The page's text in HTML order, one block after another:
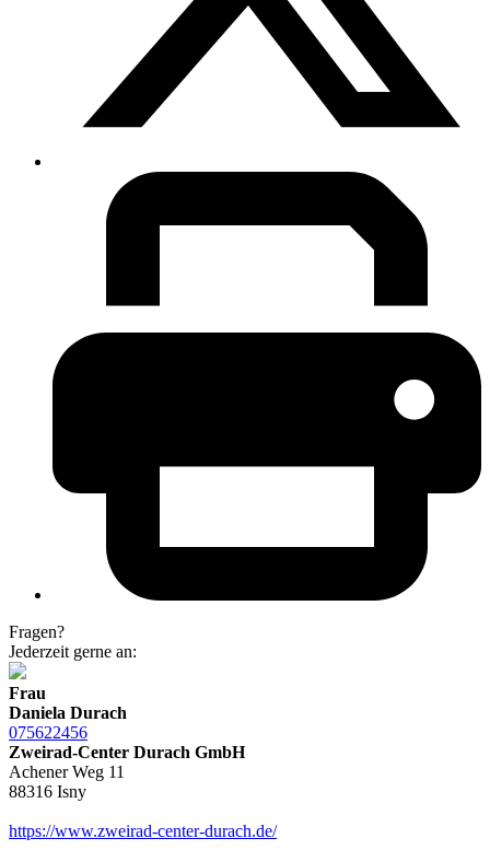
Fragen?
Jederzeit gerne an:
Frau
Daniela Durach
075622456
Zweirad-Center Durach GmbH
Achener Weg 11
88316 Isny
https://www.zweirad-center-durach.de/